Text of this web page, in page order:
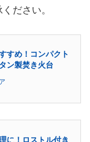
ださい。
すめ！コンパクト
ン製焚き火台
に！ロストル付き